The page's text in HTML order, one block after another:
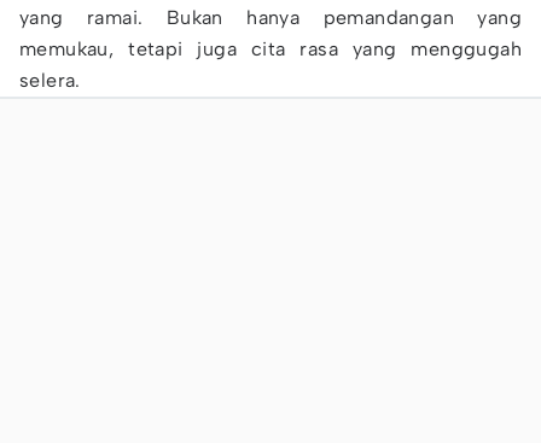
yang ramai. Bukan hanya pemandangan yang
memukau, tetapi juga cita rasa yang menggugah
selera.